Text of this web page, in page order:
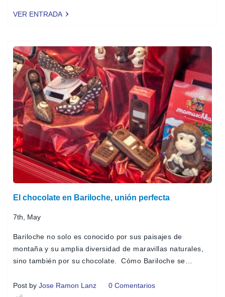
VER ENTRADA
El chocolate en Bariloche, unión perfecta
7th, May
Bariloche no solo es conocido por sus paisajes de
montaña y su amplia diversidad de maravillas naturales,
sino también por su chocolate. Cómo Bariloche se…
Post by Jose Ramon Lanz 0 Comentarios